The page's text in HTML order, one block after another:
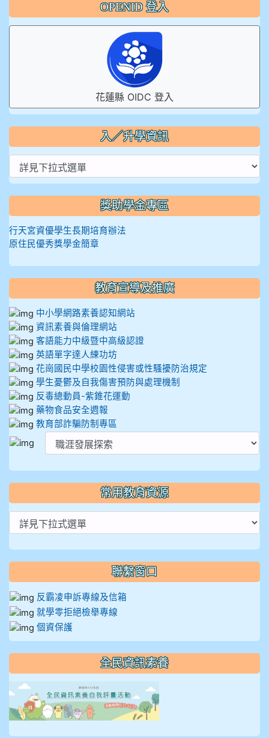
OPENID 登入
花蓮縣 OIDC 登入
入／升學資訊
獎助學金專區
行天宮資優學生長期培育辦法
原住民優秀獎學金簡章
教育宣導及推廣
中小學網路素養認知網站
資訊素養與倫理網站
客語能力中級暨中高級認證
英語單字達人練功坊
花崗國民中學校園性侵害或性騷擾防治規定
學生憂鬱及自我傷害預防與處理機制
反毒總動員-紫錐花運動
藥物食品安全週報
教育部詐騙防制專區
常用教育資源
聯繫窗口
反霸凌申訴專線及信箱
就學零拒絕檢舉專線
個資保護
全民資訊素養